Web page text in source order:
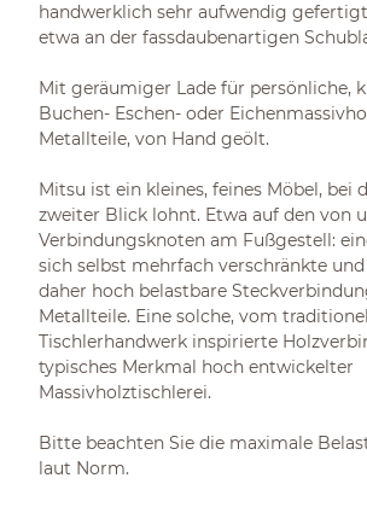
handwerklich sehr aufwendig
etwa an der fassdaubenartigen
Mit geräumiger Lade für persönliche,
Buchen- Eschen- oder
Metallteile, von Hand geölt.
Mitsu ist ein kleines, feines Möbel, bei
zweiter Blick lohnt. Etwa auf den von
Verbindungsknoten am Fußgestell:
sich selbst mehrfach verschränkte
daher hoch belastbare
Metallteile. Eine solche, vom
Tischlerhandwerk inspirierte
typisches Merkmal hoch entwickelter
Massivholztischlerei.
Bitte beachten Sie die maximale
laut Norm.